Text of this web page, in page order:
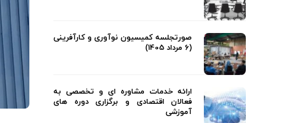
صورتجلسه کمیسیون نوآوری و کارآفرینی
(6 مرداد 1405)
ارائه خدمات مشاوره ای و تخصصی به
فعالان اقتصادی و برگزاری دوره های
آموزشی